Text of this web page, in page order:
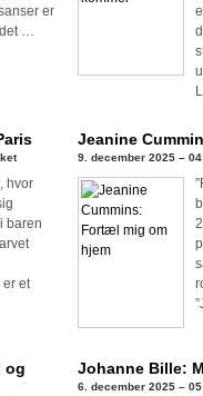
er
…
til
over
hvor
baren
er et
Jeanine
9. december 2025 –
og
Johanne Bille:
6. december 2025 –